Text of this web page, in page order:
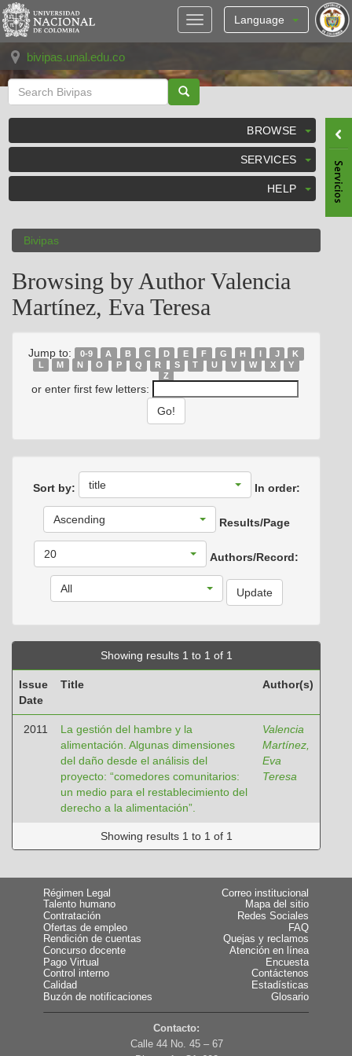
Skip
navigation
Language
bivipas.unal.edu.co
BROWSE
SERVICES
HELP
Bivipas
Browsing by Author Valencia
Martínez, Eva Teresa
Jump to: 0-9 A B C D E F G H I J
K
L
M N O P Q R S T U V W X
Y
Z
or enter first few letters:
Sort by: title In order:
Ascending Results/Page
20 Authors/Record:
All
Showing results 1 to 1 of 1
Issue
Date
Title Author(s)
2011
La gestión del hambre y la
alimentación. Algunas dimensiones
del daño desde el análisis del
proyecto: “comedores comunitarios:
un medio para el restablecimiento del
derecho a la alimentación”.
Valencia
Martínez,
Eva
Teresa
Showing results 1 to 1 of 1
Régimen Legal
Talento humano
Contratación
Ofertas de empleo
Rendición de cuentas
Concurso docente
Pago Virtual
Control interno
Calidad
Buzón de notificaciones
Correo institucional
Mapa del sitio
Redes Sociales
FAQ
Quejas y reclamos
Atención en línea
Encuesta
Contáctenos
Estadísticas
Glosario
Contacto:
Calle 44 No. 45 – 67